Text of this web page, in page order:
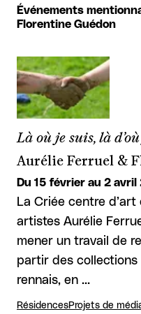
Événements
Florentine Guédon
Là où je suis, là
Aurélie Ferruel &
Du 15 février au 2 avril
La Criée centre
artistes Aurélie
mener un travail de
partir des collections
rennais, en …
RésidencesProjets de